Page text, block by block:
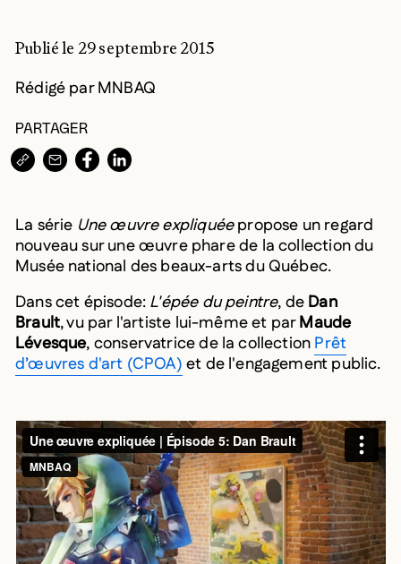
Publié le 29 septembre 2015
Rédigé par MNBAQ
PARTAGER
COPIER L’URL DANS LE PRESSE-PAPIERS
PARTAGER PAR COURRIEL
PARTAGER SUR
PARTAGER SUR
La série Une œuvre expliquéepropose un regard
nouveau sur une œuvre phare de la collection du
Musée national des beaux-arts du Québec.
Dans cet épisode:L'épée du peintre, deDan
Brault, vu par l'artiste lui-même et parMaude
Lévesque, conservatrice de la collectionPrêt
d’œuvres d'art (CPOA)et de l'engagement public.